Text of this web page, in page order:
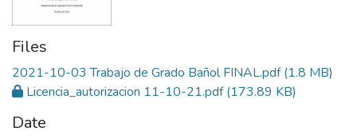
Files
2021-10-03 Trabajo de Grado Bañol FINAL.pdf(1.8 MB)
Licencia_autorizacion 11-10-21.pdf(173.89 KB)
Date